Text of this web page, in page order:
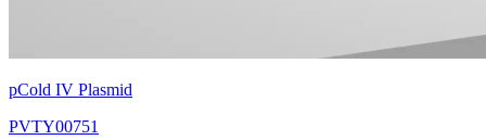
pCold IV Plasmid
PVTY00751